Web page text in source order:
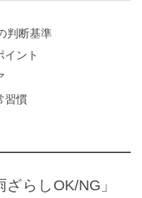
判断基準
イント
習慣
らしOK/NG」